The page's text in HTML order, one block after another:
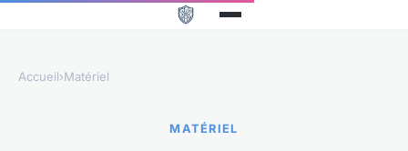
Accueil›Matériel
MATÉRIEL